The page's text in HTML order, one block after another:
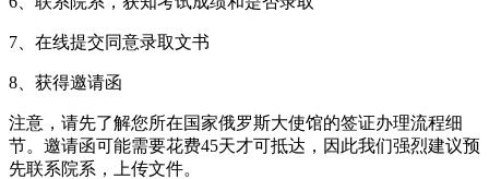
7、在线提交同意录取文书
8、获得邀请函
注意，请先了解您所在国家俄罗斯大使馆的签证办理流程细
节。邀请函可能需要花费45天才可抵达，因此我们强烈建议预
先联系院系，上传文件。